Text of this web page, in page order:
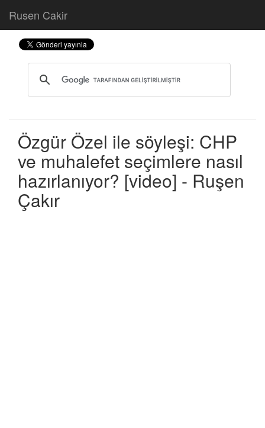
Rusen Cakir
Özgür Özel ile söyleşi: CHP
ve muhalefet seçimlere nasıl
hazırlanıyor? [video] - Ruşen
Çakır